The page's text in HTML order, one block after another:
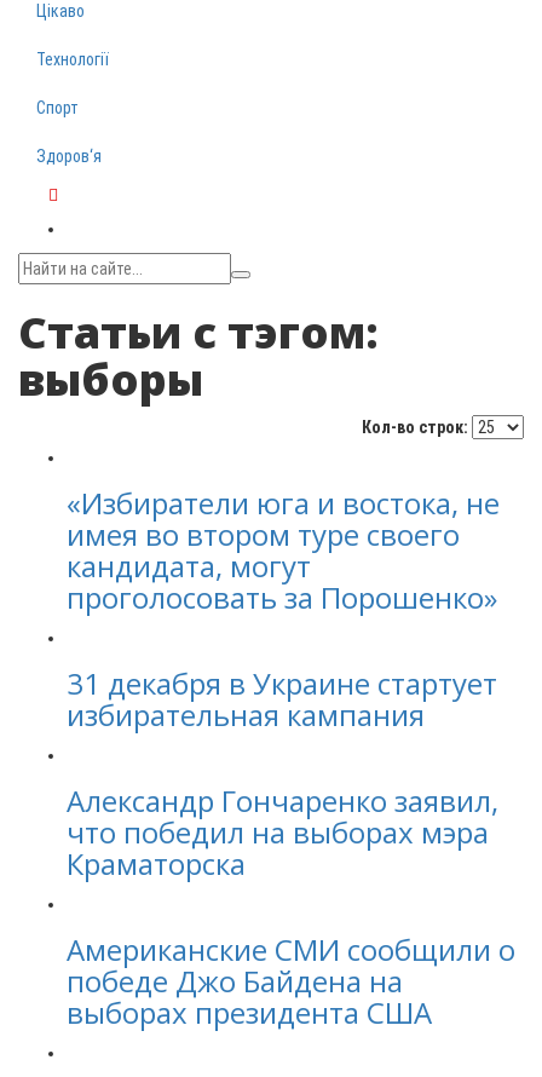
Цікаво
Технології
Спорт
Здоров‘я
Статьи с тэгом:
выборы
Кол-во строк:
«Избиратели юга и востока, не
имея во втором туре своего
кандидата, могут
проголосовать за Порошенко»
31 декабря в Украине стартует
избирательная кампания
Александр Гончаренко заявил,
что победил на выборах мэра
Краматорска
Американские СМИ сообщили о
победе Джо Байдена на
выборах президента США